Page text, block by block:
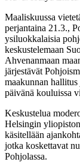
Maaliskuussa
perjantaina 21.3.,
ysiluokkalaisia
keskustelemaan
Ahvenanmaan
järjestävät
maakunnan
päivänä kouluissa
Keskustelua
Helsingin
käsitellään
jotka koskettavat
Pohjolassa.